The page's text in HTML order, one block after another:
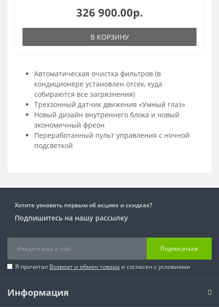
326 900.00р.
В КОРЗИНУ
Автоматическая очистка фильтров (в
кондиционере установлен отсек, куда
собираются все загрязнения)
Трехзонный датчик движения «Умный глаз»
Новый дизайн внутреннего блока и новый
экономичный фреон
Переработанный пульт управления с ночной
подсветкой
Хотите узнавать первым об акциях и скидках?
Подпишитесь на нашу рассылку
Подписаться
Я прочитал Возврат и обмен товара и согласен с условиями
Информация